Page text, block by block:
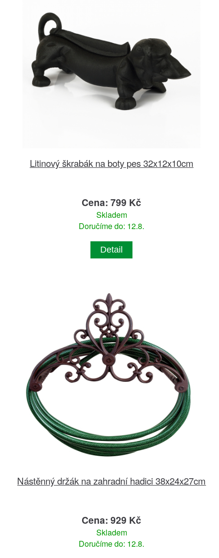
Litinový škrabák na boty pes 32x12x10cm
Cena: 799 Kč
Skladem
Doručíme do: 12.8.
Detail
Nástěnný držák na zahradní hadici 38x24x27cm
Cena: 929 Kč
Skladem
Doručíme do: 12.8.